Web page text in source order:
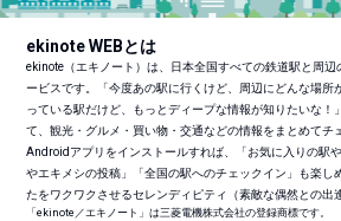
ekinote WEBとは
ekinote（エキノート）は、日本全国すべての鉄道駅と周
ービスです。「今度あの駅に行くけど、周辺にどんな場所
っている駅だけど、もっとディープな情報が知りたいな！
て、観光・グルメ・買い物・交通などの情報をまとめてチ
Androidアプリをインストールすれば、「お気に入りの駅
やエキメシの投稿」「全国の駅へのチェックイン」も楽し
たをワクワクさせるセレンディピティ（素敵な偶然との出
「ekinote／エキノート」は三菱電機株式会社の登録商標です。